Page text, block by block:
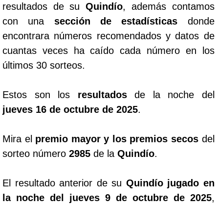
resultados de suQuindío, además contamos
con una sección de estadísticas donde
encontrara números recomendados y datos de
cuantas veces ha caído cada número en los
últimos 30 sorteos.
Estos son los resultadosde la noche del
jueves 16 de octubre de 2025.
Mira el premio mayor y los premios secosdel
sorteo número 2985 de la Quindío.
El resultado anterior de su Quindío jugado en
la noche del jueves 9 de octubre de 2025,